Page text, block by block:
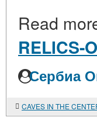
Read
RELICS-
Сербиа
CAVES IN THE